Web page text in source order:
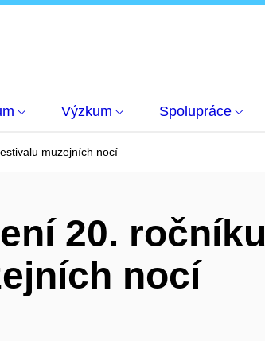
Výzkum Spolupráce
muzejních nocí
20. ročníku
nocí